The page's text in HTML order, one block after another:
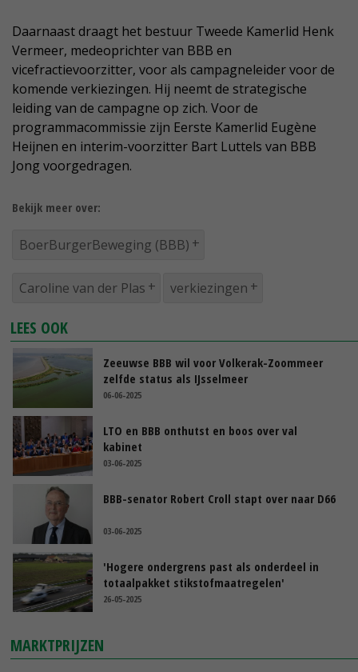
Daarnaast draagt het bestuur Tweede Kamerlid Henk
Vermeer, medeoprichter van BBB en
vicefractievoorzitter, voor als campagneleider voor de
komende verkiezingen. Hij neemt de strategische
leiding van de campagne op zich. Voor de
programmacommissie zijn Eerste Kamerlid Eugène
Heijnen en interim-voorzitter Bart Luttels van BBB
Jong voorgedragen.
Bekijk meer over:
BoerBurgerBeweging (BBB)
Caroline van der Plas verkiezingen
LEES OOK
Zeeuwse BBB wil voor Volkerak-Zoommeer
zelfde status als IJsselmeer
06-06-2025
LTO en BBB onthutst en boos over val
kabinet
03-06-2025
BBB-senator Robert Croll stapt over naar D66
03-06-2025
'Hogere ondergrens past als onderdeel in
totaalpakket stikstofmaatregelen'
26-05-2025
MARKTPRIJZEN